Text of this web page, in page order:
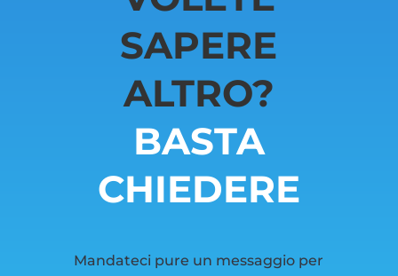
SAPERE
ALTRO?
BASTA
CHIEDERE
Mandateci pure un messaggio per